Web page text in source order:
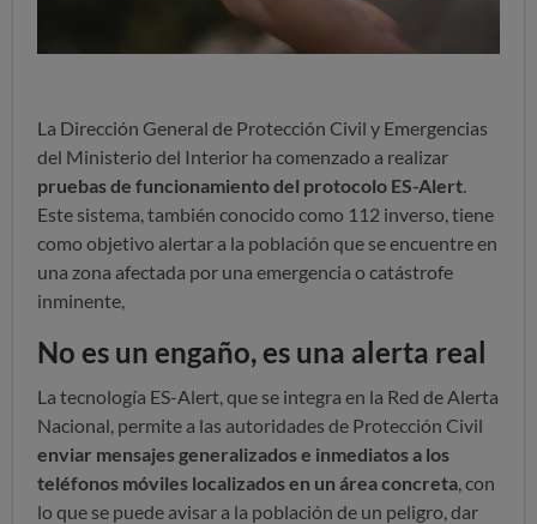
La Dirección General de Protección Civil y Emergencias
del Ministerio del Interior ha comenzado a realizar
pruebas de funcionamiento del protocolo ES-Alert
Este sistema, también conocido como 112 inverso, tiene
como objetivo alertar a la población que se encuentre en
una zona afectada por una emergencia o catástrofe
inminente,
No es un engaño, es una alerta real
La tecnología ES-Alert, que se integra en la Red de Alerta
Nacional, permite a las autoridades de Protección Civil
enviar mensajes generalizados e inmediatos a los
teléfonos móviles localizados en un área concreta , con
lo que se puede avisar a la población de un peligro, dar